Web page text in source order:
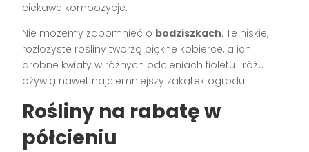
ciekawe kompozycje.
Nie możemy zapomnieć o bodziszkach. Te niskie,
rozłożyste rośliny tworzą piękne kobierce, a ich
drobne kwiaty w różnych odcieniach fioletu i różu
ożywią nawet najciemniejszy zakątek ogrodu.
Rośliny na rabatę w
półcieniu